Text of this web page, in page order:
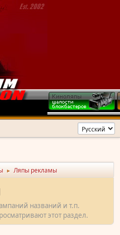
► Ляпы рекламы
названий и т.п.
этот раздел.